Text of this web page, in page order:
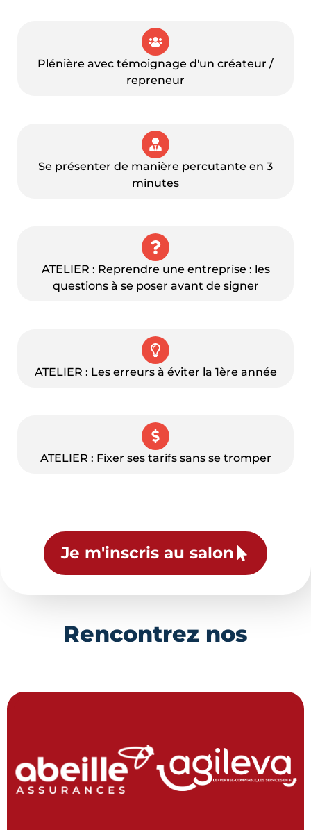
Plénière avec témoignage d'un créateur /
repreneur
Se présenter de manière percutante en 3
minutes
ATELIER : Reprendre une entreprise : les
questions à se poser avant de signer
ATELIER : Les erreurs à éviter la 1ère année
ATELIER : Fixer ses tarifs sans se tromper
Je m'inscris au salon
Rencontrez nos